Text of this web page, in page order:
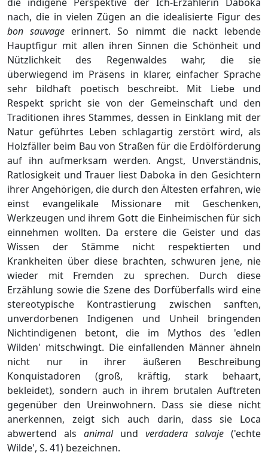
nach, die in vielen Zügen an die idealisierte Figur des
bon sauvage erinnert. So nimmt die nackt lebende
Hauptfigur mit allen ihren Sinnen die Schönheit und
Nützlichkeit des Regenwaldes wahr, die sie
überwiegend im Präsens in klarer, einfacher Sprache
sehr bildhaft poetisch beschreibt. Mit Liebe und
Respekt spricht sie von der Gemeinschaft und den
Traditionen ihres Stammes, dessen in Einklang mit der
Natur geführtes Leben schlagartig zerstört wird, als
Holzfäller beim Bau von Straßen für die Erdölförderung
auf ihn aufmerksam werden. Angst, Unverständnis,
Ratlosigkeit und Trauer liest Daboka in den Gesichtern
ihrer Angehörigen, die durch den Ältesten erfahren, wie
einst evangelikale Missionare mit Geschenken,
Werkzeugen und ihrem Gott die Einheimischen für sich
einnehmen wollten. Da erstere die Geister und das
Wissen der Stämme nicht respektierten und
Krankheiten über diese brachten, schwuren jene, nie
wieder mit Fremden zu sprechen. Durch diese
Erzählung sowie die Szene des Dorfüberfalls wird eine
stereotypische Kontrastierung zwischen sanften,
unverdorbenen Indigenen und Unheil bringenden
Nichtindigenen betont, die im Mythos des 'edlen
Wilden' mitschwingt. Die einfallenden Männer ähneln
nicht nur in ihrer äußeren Beschreibung
Konquistadoren (groß, kräftig, stark behaart,
bekleidet), sondern auch in ihrem brutalen Auftreten
gegenüber den Ureinwohnern. Dass sie diese nicht
anerkennen, zeigt sich auch darin, dass sie Loca
abwertend als animalund verdadera salvaje ('echte
Wilde', S. 41) bezeichnen.